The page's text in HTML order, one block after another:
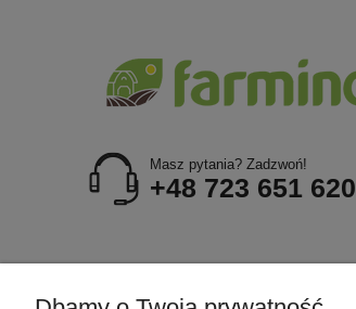
Masz pytania? Zadzwoń!
+48 723 651 620